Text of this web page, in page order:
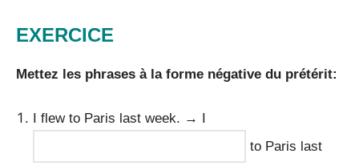
EXERCICE
Mettez les phrases à la forme négative du prétérit:
I flew to Paris last week. → I
to Paris last